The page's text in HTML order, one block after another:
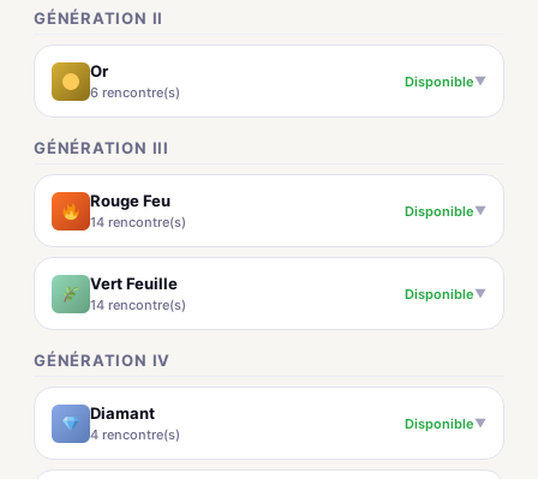
GÉNÉRATION II
Or
6 rencontre(s)
Disponible▼
GÉNÉRATION III
Rouge Feu
14 rencontre(s)
Disponible▼
Vert Feuille
14 rencontre(s)
Disponible▼
GÉNÉRATION IV
Diamant
4 rencontre(s)
Disponible▼